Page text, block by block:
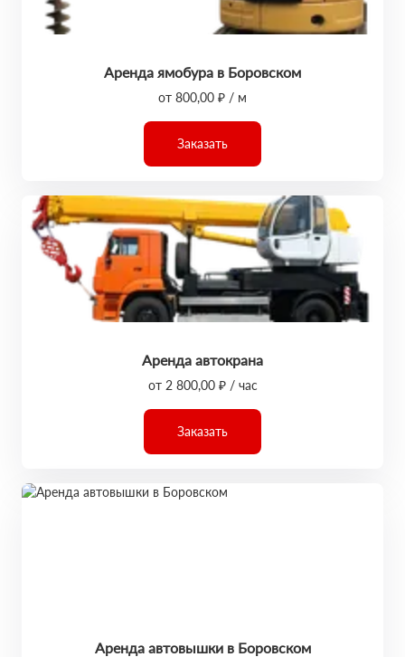
Аренда ямобура в Боровском
от 800,00 ₽ / м
Заказать
Аренда автокрана
от 2 800,00 ₽ / час
Заказать
Аренда автовышки в Боровском